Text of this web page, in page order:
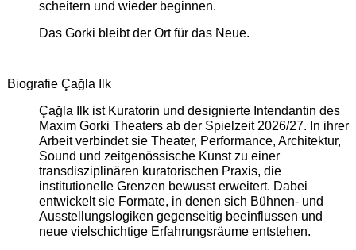
scheitern und wieder beginnen.
Das Gorki bleibt der Ort für das Neue.
Biografie Çağla Ilk
Çağla Ilk ist Kuratorin und designierte Intendantin des
Maxim Gorki Theaters ab der Spielzeit 2026/27. In ihrer
Arbeit verbindet sie Theater, Performance, Architektur,
Sound und zeitgenössische Kunst zu einer
transdisziplinären kuratorischen Praxis, die
institutionelle Grenzen bewusst erweitert. Dabei
entwickelt sie Formate, in denen sich Bühnen- und
Ausstellungslogiken gegenseitig beeinflussen und
neue vielschichtige Erfahrungsräume entstehen.